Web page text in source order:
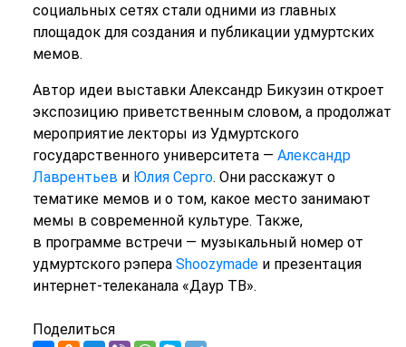
социальных сетях стали одними из главных
площадок для создания и публикации удмуртских
мемов.
Автор идеи выставки Александр Бикузин откроет
экспозицию приветственным словом, а продолжат
мероприятие лекторы из Удмуртского
государственного университета — Александр
Лаврентьев и Юлия Серго. Они расскажут о
тематике мемов и о том, какое место занимают
мемы в современной культуре. Также,
в программе встречи — музыкальный номер от
удмуртского рэпера Shoozymadeи презентация
интернет-телеканала «Даур ТВ».
Поделиться